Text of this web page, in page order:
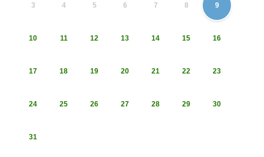
3 4 5 6 7 8 9
10 11 12 13 14 15 16
17 18 19 20 21 22 23
24 25 26 27 28 29 30
31